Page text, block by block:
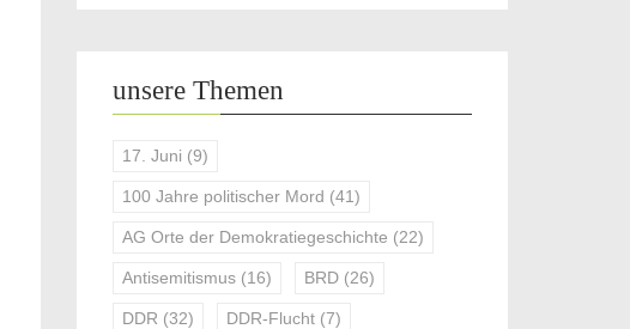
unsere Themen
17. Juni (9)
100 Jahre politischer Mord (41)
AG Orte der Demokratiegeschichte (22)
Antisemitismus (16) BRD (26)
DDR (32) DDR-Flucht (7)